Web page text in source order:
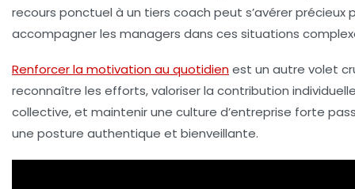
recours ponctuel à un tiers coach peut s’avérer précieux
accompagner les managers dans ces situations
Renforcer la motivation au quotidienest un autre volet
reconnaître les efforts, valoriser la contribution
collective, et maintenir une culture d’entreprise forte
une posture authentique et bienveillante.